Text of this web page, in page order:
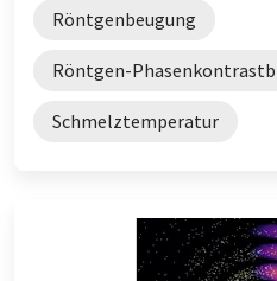
Röntgenbeugung
Röntgen-
Schmelztemperatur